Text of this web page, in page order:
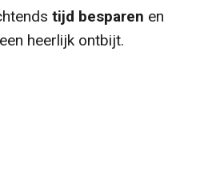
tijd besparen en
heerlijk ontbijt.